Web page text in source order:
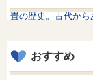
畳の歴史。古代か
おすすめ